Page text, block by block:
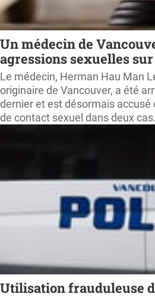
Un médecin de
agressions sexuelles
Le médecin, Herman Hau Man
originaire de Vancouver, a été
dernier et est désormais
de contact sexuel dans deux cas.
Utilisation frauduleuse